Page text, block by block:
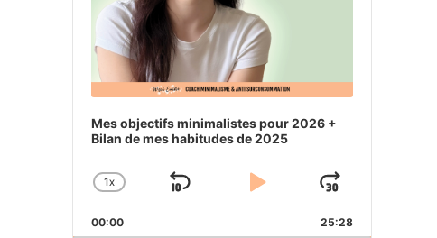
Mes objectifs minimalistes pour 2026 +
Bilan de mes habitudes de 2025
CHANGE
RATE
1X
SKIP
BACKWARD
PLAY
PAUSE
JUMP
00:00 25:28